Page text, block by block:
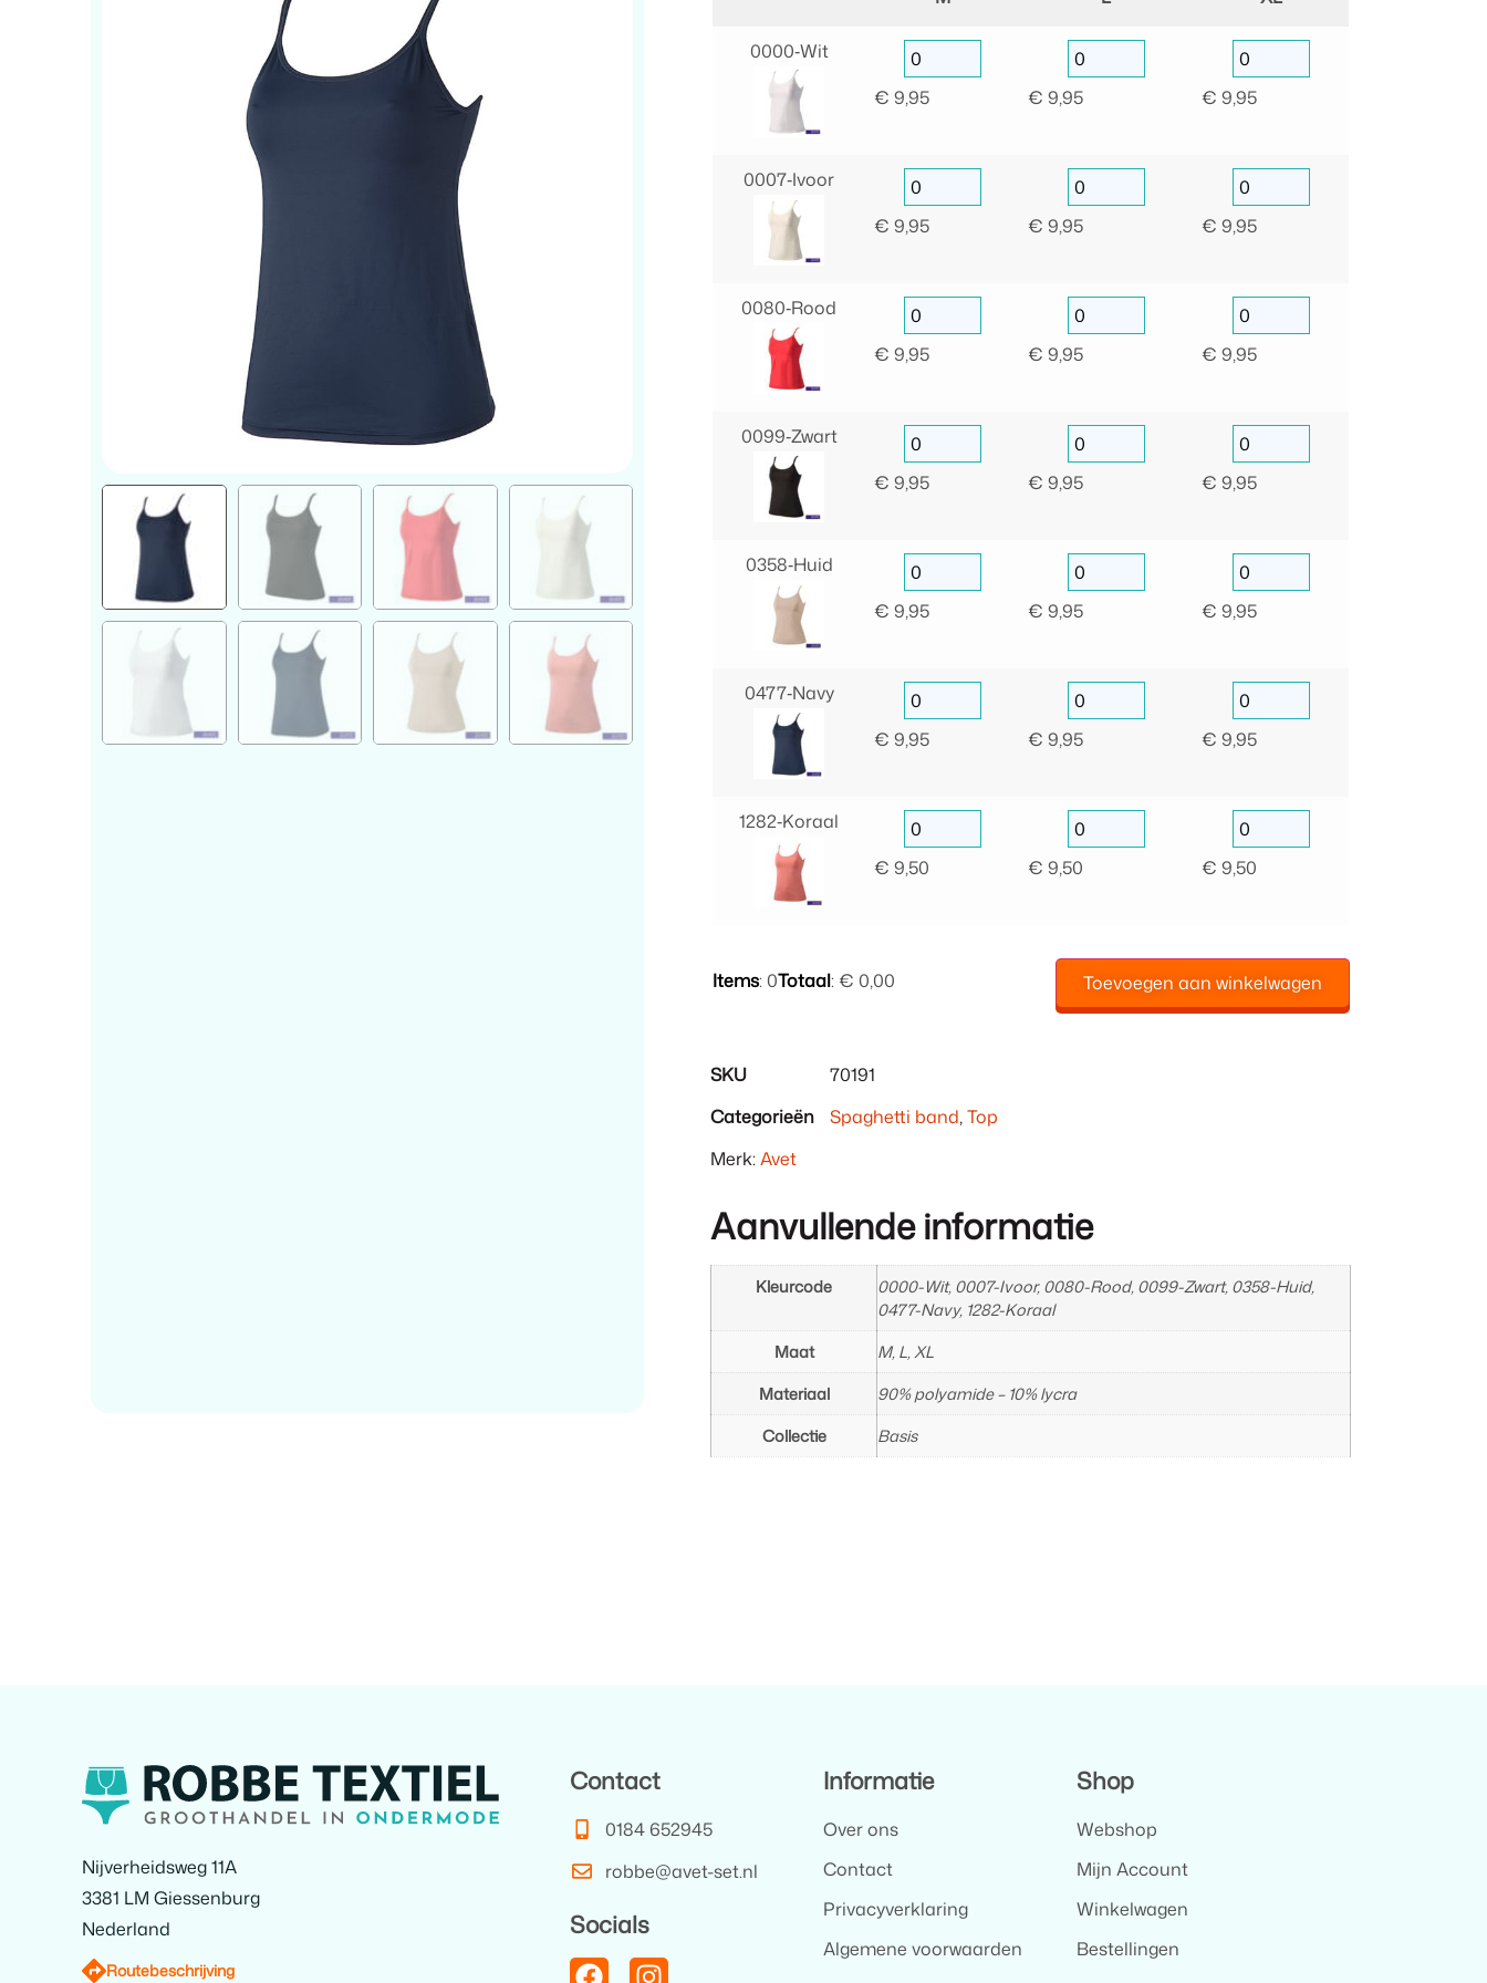
0000‑Wit
€ 9,95 € 9,95 € 9,95
0007‑Ivoor
€ 9,95 € 9,95 € 9,95
0080‑Rood
€ 9,95 € 9,95 € 9,95
0099‑Zwart
€ 9,95 € 9,95 € 9,95
0358‑Huid
€ 9,95 € 9,95 € 9,95
0477‑Navy
€ 9,95 € 9,95 € 9,95
1282‑Koraal
€ 9,50 € 9,50 € 9,50
Items:0Totaal: € 0,00
is
Toevoegen aan winkelwagen
SKU
70191
Categorieën
Spaghetti band,Top
Merk:Avet
Aanvullende informatie
Kleurcode
0000-Wit, 0007-Ivoor, 0080-Rood, 0099-Zwart, 0358-Huid,
0477-Navy, 1282-Koraal
Maat
M, L, XL
Materiaal
90% polyamide – 10% lycra
Collectie
Basis
Nijverheidsweg 11A
3381 LM Giessenburg
Nederland
Routebeschrijving
Contact
0184 652945
robbe@avet-set.nl
Socials
Informatie
Over ons
Contact
Privacyverklaring
Algemene voorwaarden
Shop
Webshop
Mijn Account
Winkelwagen
Bestellingen